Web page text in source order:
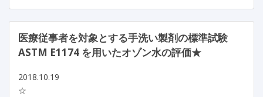
医療従事者を対象とする手洗い製剤の標準試験
ASTM E1174 を用いたオゾン水の評価★
2018.10.19
☆